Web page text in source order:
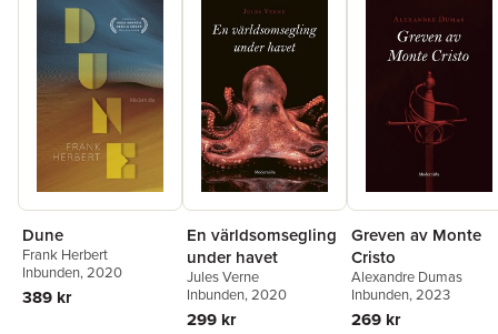
Dune
Frank Herbert
Inbunden, 2020
389 kr
En världsomsegling
under havet
Jules Verne
Inbunden, 2020
299 kr
Greven av Monte
Cristo
Alexandre Dumas
Inbunden, 2023
269 kr